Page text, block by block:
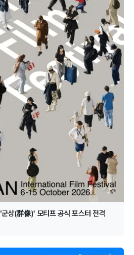
상(群像)' 모티프 공식 포스터 전격